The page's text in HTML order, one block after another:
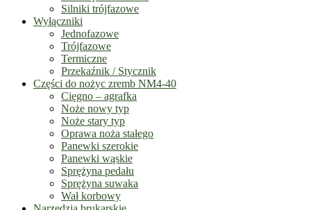
Silniki trójfazowe
Wyłączniki
Jednofazowe
Trójfazowe
Termiczne
Przekaźnik / Stycznik
Części do nożyc zremb NM4-40
Cięgno – agrafka
Noże nowy typ
Noże stary typ
Oprawa noża stałego
Panewki szerokie
Panewki wąskie
Sprężyna pedału
Sprężyna suwaka
Wał korbowy